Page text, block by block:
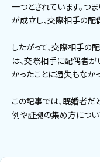
一つとされています。つ
が成立し、交際相手の配
したがって、交際相手
は、交際相手に配偶者が
かったことに過失もなか
この記事では、既婚者
例や証拠の集め方につい